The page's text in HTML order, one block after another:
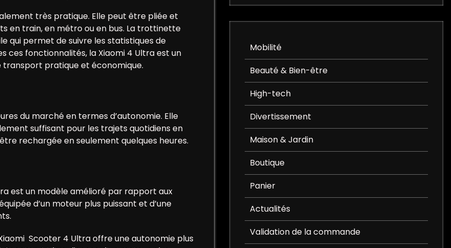
très pratique. Elle peut être pliée et
en train, en métro ou en bus. La trottinette
qui permet de suivre les statistiques de
ces fonctionnalités, la Xiaomi 4 Ultra est un
transport pratique et économique.
du marché en termes d’autonomie. Elle
suffisant pour les trajets quotidiens en
rechargée en seulement quelques heures.
est un modèle amélioré par rapport aux
d’un moteur plus puissant et d’une
Scooter 4 Ultra offre une autonomie plus
Mobilité
Beauté & Bien-être
High-tech
Divertissement
Maison & Jardin
Boutique
Panier
Actualités
Validation de la commande